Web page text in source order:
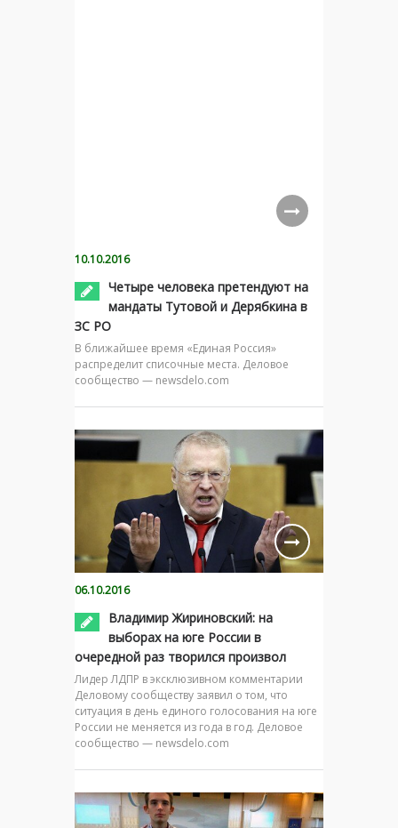
10.10.2016
Четыре человека претендуют на
мандаты Тутовой и Дерябкина в
ЗС РО
В ближайшее время «Единая Россия»
распределит списочные места. Деловое
сообщество — newsdelo.com
06.10.2016
Владимир Жириновский: на
выборах на юге России в
очередной раз творился произвол
Лидер ЛДПР в эксклюзивном комментарии
Деловому сообществу заявил о том, что
ситуация в день единого голосования на юге
России не меняется из года в год. Деловое
сообщество — newsdelo.com